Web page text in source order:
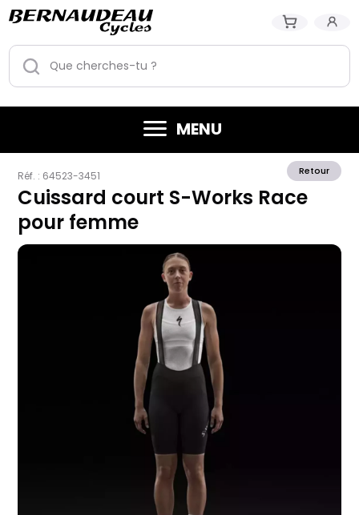
MENU
Retour
Réf. : 64523-3451
Cuissard court S-Works Race
pour femme